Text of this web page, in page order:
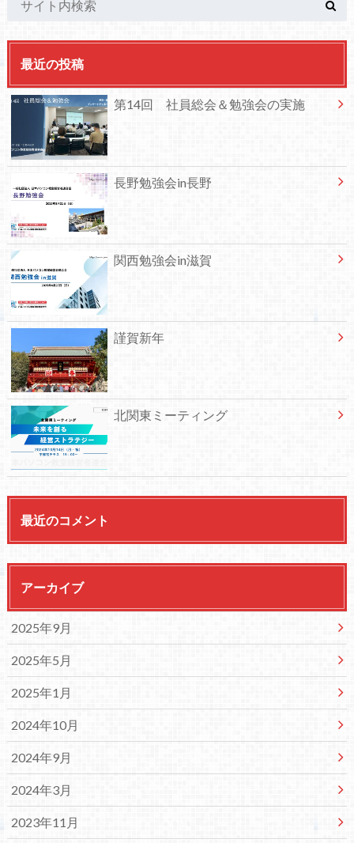
最近の投稿
第14回 社員総会＆勉強会の実施
長野勉強会in長野
関西勉強会in滋賀
謹賀新年
北関東ミーティング
最近のコメント
アーカイブ
2025年9月
2025年5月
2025年1月
2024年10月
2024年9月
2024年3月
2023年11月